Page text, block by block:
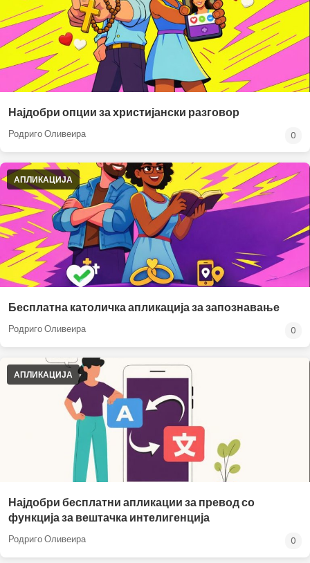
Најдобри опции за христијански разговор
Родриго Оливеира 0
АПЛИКАЦИЈА
Бесплатна католичка апликација за запознавање
Родриго Оливеира 0
АПЛИКАЦИЈА
Најдобри бесплатни апликации за превод со
функција за вештачка интелигенција
Родриго Оливеира 0